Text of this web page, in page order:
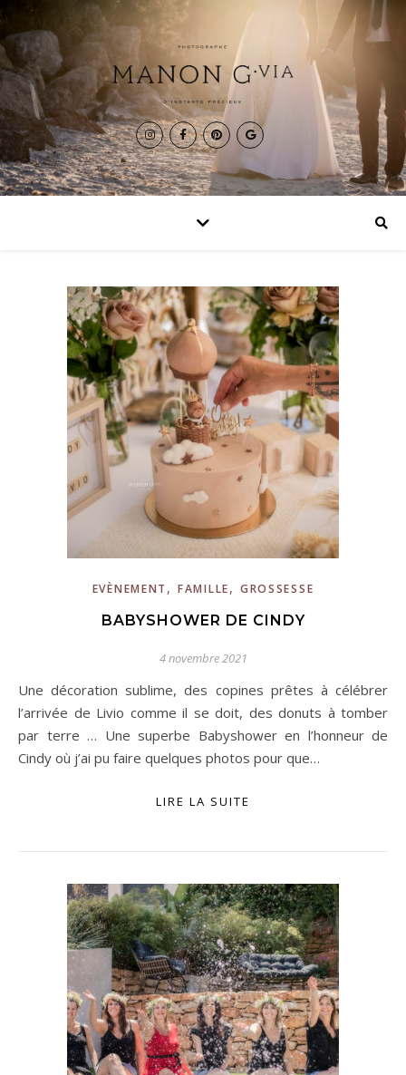
EVÈNEMENT ,FAMILLE, GROSSESSE
BABYSHOWER DE CINDY
4 novembre 2021
Une décoration sublime, des copines prêtes à célébrer
l’arrivée de Livio comme il se doit, des donuts à tomber
par terre … Une superbe Babyshower en l’honneur de
Cindy où j’ai pu faire quelques photos pour que…
LIRE LA SUITE